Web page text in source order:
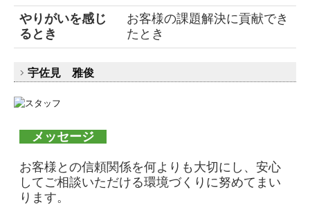
やりがいを感じ
るとき
お客様の課題解決に貢献でき
たとき
宇佐見 雅俊
メッセージ
お客様との信頼関係を何よりも大切にし、安心
してご相談いただける環境づくりに努めてまい
ります。